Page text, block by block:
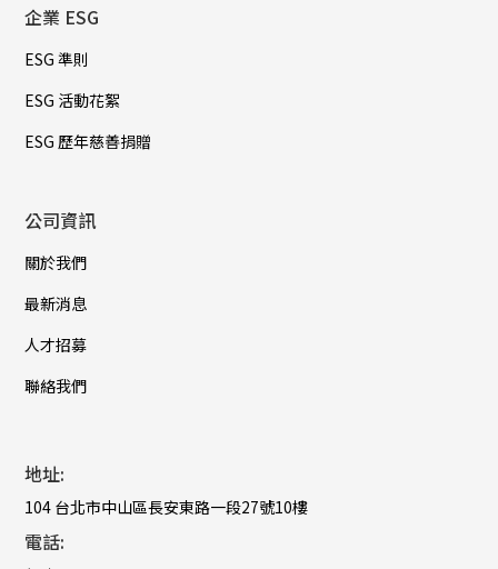
企業 ESG
ESG 準則
ESG 活動花絮
ESG 歷年慈善捐贈
公司資訊
關於我們
最新消息
人才招募
聯絡我們
地址:
104 台北市中山區長安東路一段27號10樓
電話: